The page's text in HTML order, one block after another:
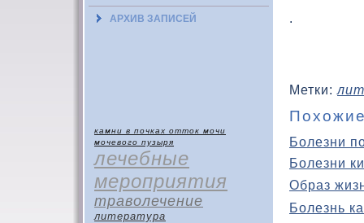
АРХИВ ЗАПИСЕЙ
камни в почках отток мочи
мочевого пузыря
лечебные
мероприятия
траволечение
литература
.
Метки:
Болезни
Болезни
Образ
Болезнь